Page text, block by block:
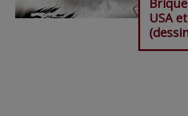
USA